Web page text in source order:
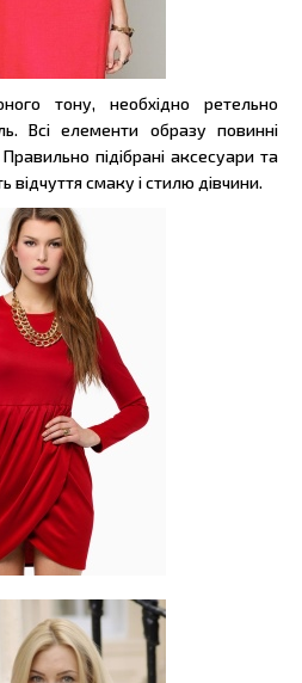
тону, необхідно ретельно
Всі елементи образу повинні
підібрані аксесуари та
відчуття смаку і стилю дівчини.